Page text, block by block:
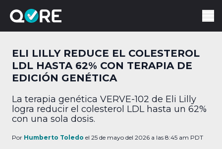
ELI LILLY REDUCE EL COLESTEROL
LDL HASTA 62% CON TERAPIA DE
EDICIÓN GENÉTICA
La terapia genética VERVE-102 de Eli Lilly
logra reducir el colesterol LDL hasta un 62%
con una sola dosis.
Por Humberto Toledo el 25 de mayo del 2026 a las 8:45 am PDT